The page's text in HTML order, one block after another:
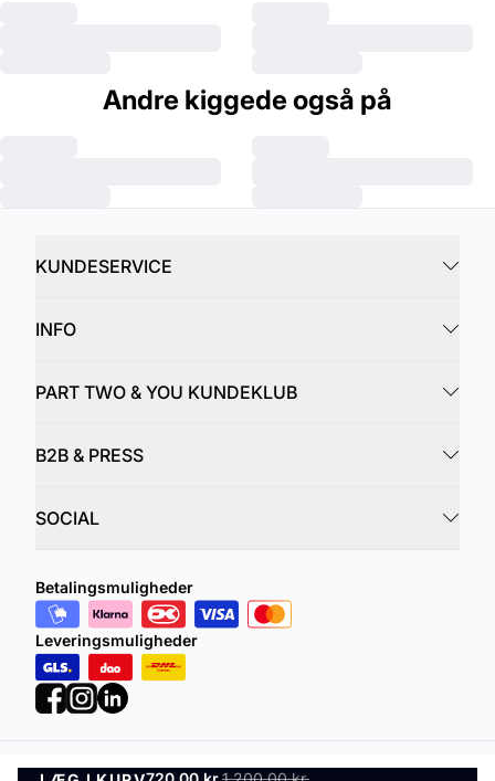
Andre kiggede også på
KUNDESERVICE
INFO
PART TWO & YOU KUNDEKLUB
B2B & PRESS
SOCIAL
Betalingsmuligheder
Leveringsmuligheder